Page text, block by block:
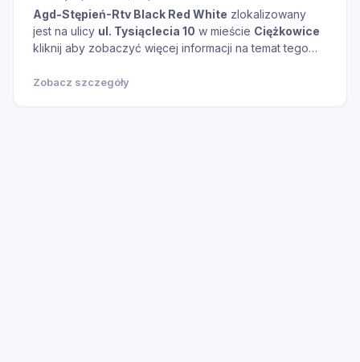
Agd-Stępień-Rtv Black Red White zlokalizowany
jest na ulicy ul. Tysiąclecia 10 w mieście Ciężkowice
kliknij aby zobaczyć więcej informacji na temat tego
Zobacz szczegóły